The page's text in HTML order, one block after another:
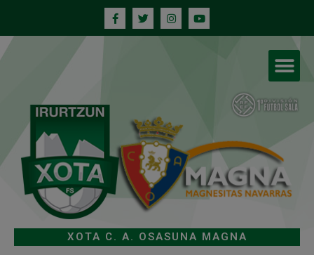
XOTA C. A. OSASUNA MAGNA